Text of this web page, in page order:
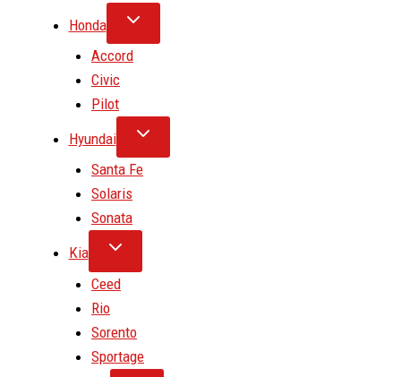
Honda
Accord
Civic
Pilot
Hyundai
Santa Fe
Solaris
Sonata
Kia
Ceed
Rio
Sorento
Sportage